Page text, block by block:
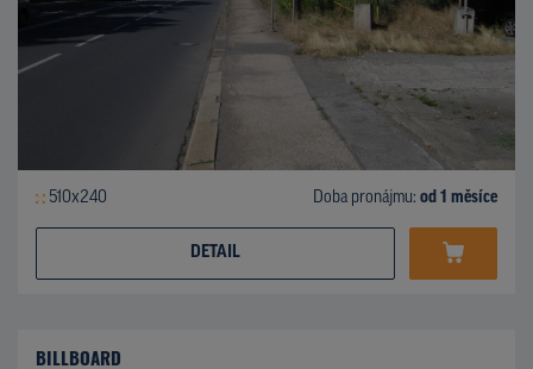
510x240 Doba pronájmu: od 1 měsíce
DETAIL
BILLBOARD